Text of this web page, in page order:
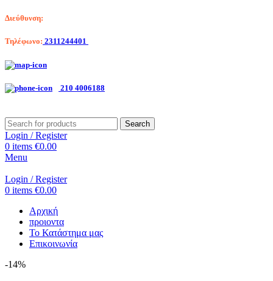
Διεύθυνση:
Τηλέφωνο: 2311244401
210 4006188
Search
Login / Register
0 items €0.00
Menu
Login / Register
0 items €0.00
Αρχική
προιοντα
Το Κατάστημα μας
Επικοινωνία
-14%